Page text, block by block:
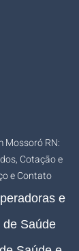
Mossoró RN:
Cotação e
e Contato
e
de Saúde